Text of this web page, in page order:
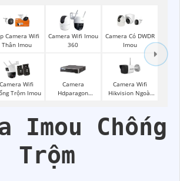
Camera Wifi
Thân Imou
Camera Wifi Imou
360
Camera Có DWDR
Imou
Camera Wifi
Trộm Imou
Camera
Hdparagon
Camera Wifi
Hikvision Ngoài
Imou Chống
Trộm